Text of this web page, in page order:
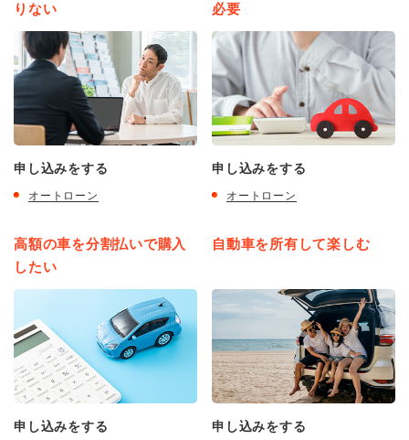
りない
申し込みをする
オートローン
必要
申し込みをする
オートローン
高額の車を分割払いで購入
したい
申し込みをする
自動車を所有して楽しむ
申し込みをする